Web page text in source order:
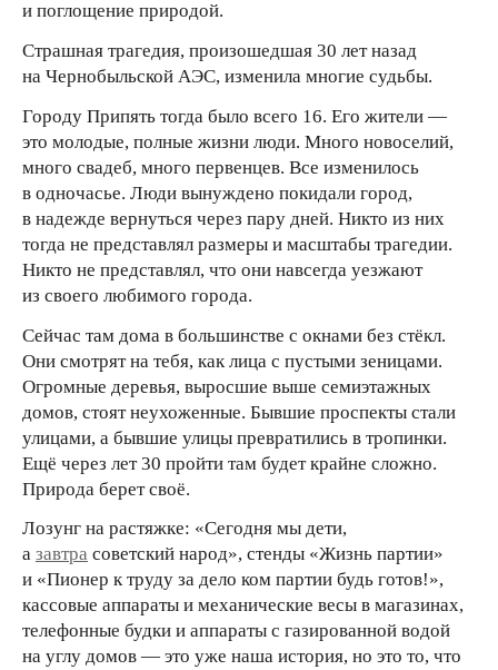
и поглощение природой.
Страшная трагедия, произошедшая 30 лет назад
на Чернобыльской АЭС, изменила многие судьбы.
Городу Припять тогда было всего 16. Его жители —
это молодые, полные жизни люди. Много новоселий,
много свадеб, много первенцев. Все изменилось
в одночасье. Люди вынуждено покидали город,
в надежде вернуться через пару дней. Никто из них
тогда не представлял размеры и масштабы трагедии.
Никто не представлял, что они навсегда уезжают
из своего любимого города.
Сейчас там дома в большинстве с окнами без стёкл.
Они смотрят на тебя, как лица с пустыми зеницами.
Огромные деревья, выросшие выше семиэтажных
домов, стоят неухоженные. Бывшие проспекты стали
улицами, а бывшие улицы превратились в тропинки.
Ещё через лет 30 пройти там будет крайне сложно.
Природа берет своё.
Лозунг на растяжке: «Сегодня мы дети,
а завтра советский народ», стенды «Жизнь партии»
и «Пионер к труду за дело ком партии будь готов!»,
кассовые аппараты и механические весы в магазинах,
телефонные будки и аппараты с газированной водой
на углу домов — это уже наша история, но это то, что